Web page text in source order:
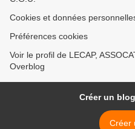
Cookies et données
Préférences cookies
Voir le profil de LECAP,
Overblog
Créer un
Créer